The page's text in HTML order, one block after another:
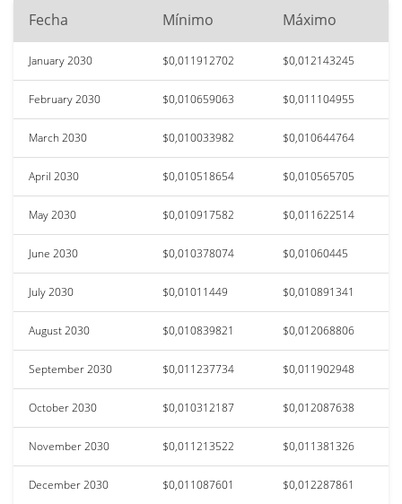
Fecha Mínimo Máximo
January 2030 $0,011912702 $0,012143245
February 2030 $0,010659063 $0,011104955
March 2030 $0,010033982 $0,010644764
April 2030 $0,010518654 $0,010565705
May 2030 $0,010917582 $0,011622514
June 2030 $0,010378074 $0,01060445
July 2030 $0,01011449 $0,010891341
August 2030 $0,010839821 $0,012068806
September 2030 $0,011237734 $0,011902948
October 2030 $0,010312187 $0,012087638
November 2030 $0,011213522 $0,011381326
December 2030 $0,011087601 $0,012287861